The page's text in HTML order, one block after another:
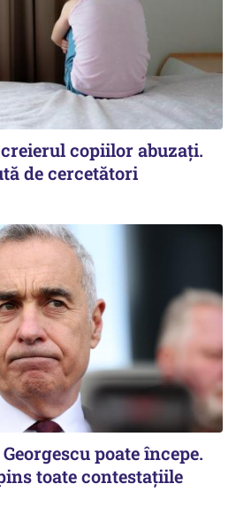
copiilor abuzați.
de cercetători
poate începe.
toate contestațiile